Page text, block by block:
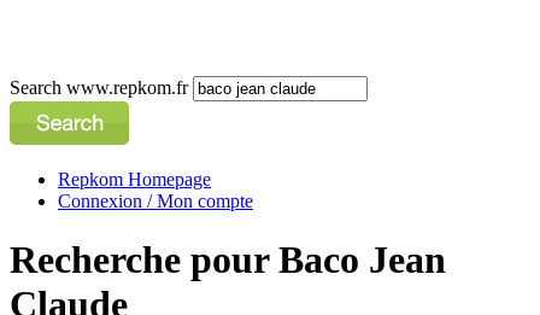
Search www.repkom.fr
Repkom Homepage
Connexion / Mon compte
Recherche pour Baco Jean
Claude